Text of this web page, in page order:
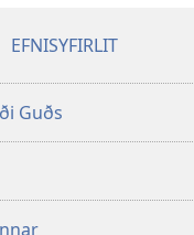
rit
EFNISYFIRLIT
Guðs